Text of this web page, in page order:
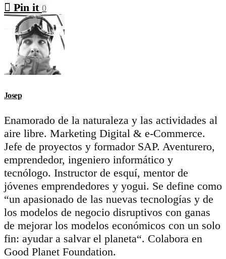
Pin it 0
Josep
Enamorado de la naturaleza y las actividades al
aire libre. Marketing Digital & e-Commerce.
Jefe de proyectos y formador SAP. Aventurero,
emprendedor, ingeniero informático y
tecnólogo. Instructor de esquí, mentor de
jóvenes emprendedores y yogui. Se define como
“un apasionado de las nuevas tecnologías y de
los modelos de negocio disruptivos con ganas
de mejorar los modelos económicos con un solo
fin: ayudar a salvar el planeta“. Colabora en
Good Planet Foundation.